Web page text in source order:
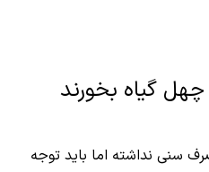
گیاه بخورند
سنی نداشته اما باید توجه